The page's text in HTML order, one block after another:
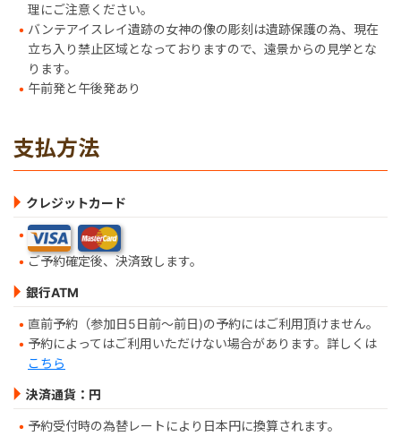
理にご注意ください。
バンテアイスレイ遺跡の女神の像の彫刻は遺跡保護の為、現在
立ち入り禁止区域となっておりますので、遠景からの見学とな
ります。
午前発と午後発あり
支払方法
クレジットカード
ご予約確定後、決済致します。
銀行ATM
直前予約（参加日5日前～前日)の予約にはご利用頂けません。
予約によってはご利用いただけない場合があります。詳しくは
こちら
決済通貨：円
予約受付時の為替レートにより日本円に換算されます。